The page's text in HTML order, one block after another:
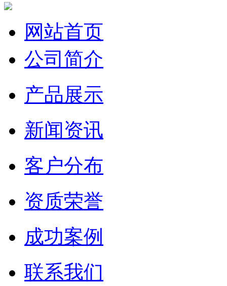
网站首页
公司简介
产品展示
新闻资讯
客户分布
资质荣誉
成功案例
联系我们